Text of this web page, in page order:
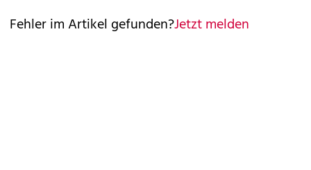
Fehler im Artikel gefunden?Jetzt melden